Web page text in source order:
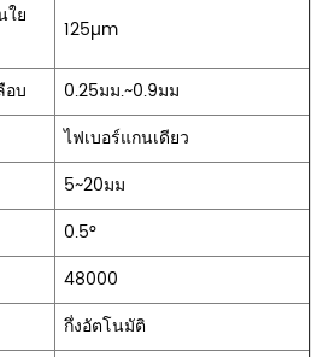
ใย
125µm
อบ
0.25มม.~0.9มม
ไฟเบอร์แกนเดียว
5~20มม
0.5°
48000
กึ่งอัตโนมัติ